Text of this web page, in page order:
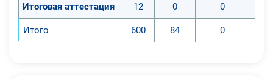
Итоговая аттестация 12 0 0
Итого 600 84 0